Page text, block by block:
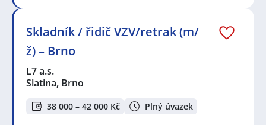
Skladník / řidič VZV/retrak (m/
ž) – Brno
L7 a.s.
Slatina, Brno
38 000 – 42 000 Kč Plný úvazek